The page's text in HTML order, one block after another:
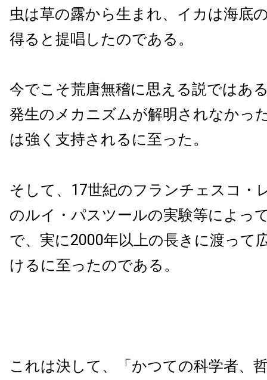
虫は草の露から生まれ、イカは海底
得ると提唱したのである。
今でこそ荒唐無稽に思える説ではあ
発生のメカニズムが解明されなかっ
は強く支持されるに至った。
そして、17世紀のフランチェスコ・
のルイ・パスツールの実験等によっ
で、実に2000年以上の長きに渡って
けるに至ったのである。
これは決して、「かつての科学者、